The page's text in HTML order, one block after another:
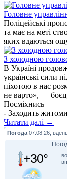
Головне
Поліцейські
та має на меті
яких вдаються
З холодною
В Україні
українські сили
піхотою в нас
не варто», —
Посміхнись
- Заходить
Читати далі →
Погода 07.08.26, вдень
+30°